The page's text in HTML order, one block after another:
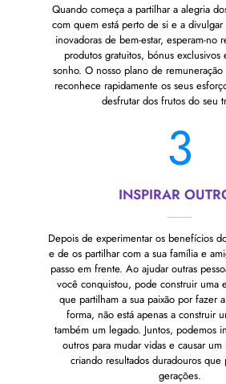
Quando começa a partilhar a alegria
com quem está perto de si e a divulgar
inovadoras de bem-estar, esperam-no
produtos gratuitos, bónus exclusivos
sonho. O nosso plano de
reconhece rapidamente os seus
desfrutar dos frutos do seu
3
INSPIRAR
Depois de experimentar os benefícios
e de os partilhar com a sua família e
passo em frente. Ao ajudar outras
você conquistou, pode construir uma
que partilham a sua paixão por fazer
forma, não está apenas a construir
também um legado. Juntos, podemos
outros para mudar vidas e causar
criando resultados duradouros que
gerações.